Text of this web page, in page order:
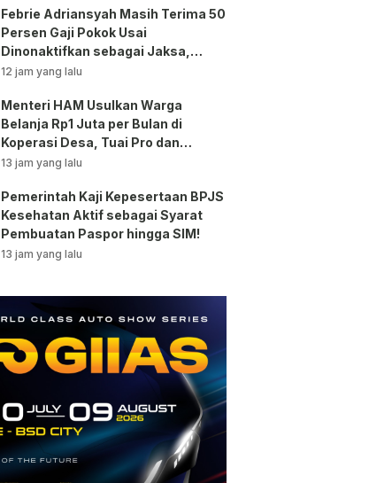
Febrie Adriansyah Masih Terima 50
Persen Gaji Pokok Usai
Dinonaktifkan sebagai Jaksa,
Tunjangan ASN Dihentikan!
12 jam yang lalu
Menteri HAM Usulkan Warga
Belanja Rp1 Juta per Bulan di
Koperasi Desa, Tuai Pro dan
Kontra!
13 jam yang lalu
Pemerintah Kaji Kepesertaan BPJS
Kesehatan Aktif sebagai Syarat
Pembuatan Paspor hingga SIM!
13 jam yang lalu